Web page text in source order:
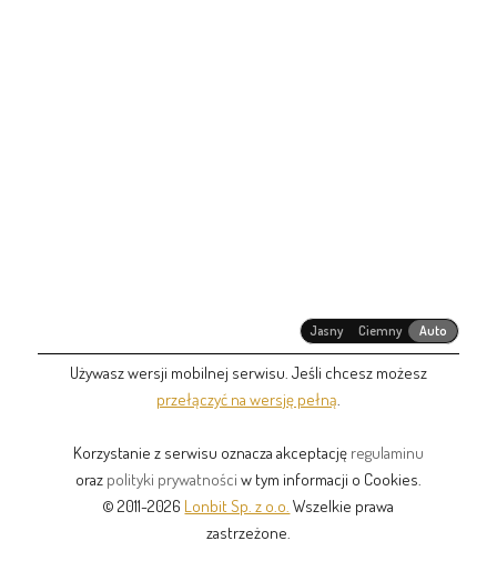
Jasny Ciemny Auto
Używasz wersji mobilnej serwisu. Jeśli chcesz możesz
przełączyć na wersję pełną
Korzystanie z serwisu oznacza akceptację regulaminu
oraz polityki prywatności w tym informacji o Cookies.
© 2011-2026 Lonbit Sp. z o.o. Wszelkie prawa
zastrzeżone.